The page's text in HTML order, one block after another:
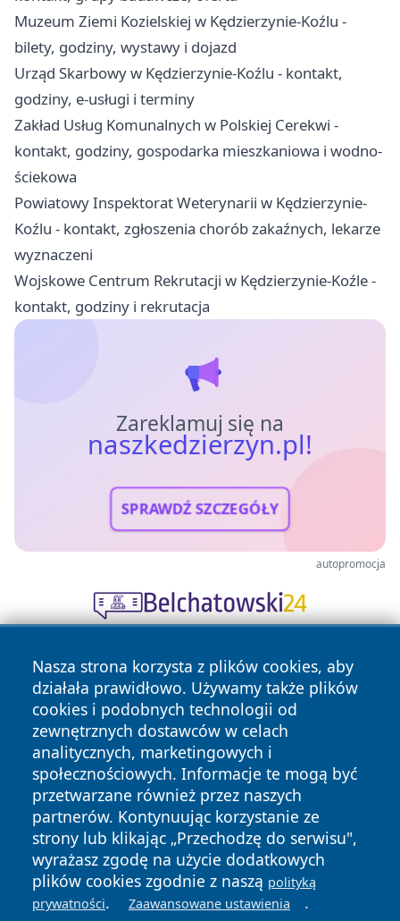
Muzeum Ziemi Kozielskiej w Kędzierzynie-Koźlu -
bilety, godziny, wystawy i dojazd
Urząd Skarbowy w Kędzierzynie-Koźlu - kontakt,
godziny, e-usługi i terminy
Zakład Usług Komunalnych w Polskiej Cerekwi -
kontakt, godziny, gospodarka mieszkaniowa i wodno-
ściekowa
Powiatowy Inspektorat Weterynarii w Kędzierzynie-
Koźlu - kontakt, zgłoszenia chorób zakaźnych, lekarze
wyznaczeni
Wojskowe Centrum Rekrutacji w Kędzierzynie-Koźle -
kontakt, godziny i rekrutacja
Zareklamuj się na
naszkedzierzyn.pl!
SPRAWDŹ SZCZEGÓŁY
autopromocja
Nasza strona korzysta z plików cookies, aby
działała prawidłowo. Używamy także plików
cookies i podobnych technologii od
zewnętrznych dostawców w celach
analitycznych, marketingowych i
społecznościowych. Informacje te mogą być
przetwarzane również przez naszych
partnerów. Kontynuując korzystanie ze
strony lub klikając „Przechodzę do serwisu",
wyrażasz zgodę na użycie dodatkowych
plików cookies zgodnie z naszą polityką
prywatności. Zaawansowane ustawienia .
Copyright © 2026 naszkedzierzyn.pl Wszystkie prawa
zastrzeżone.
News Autorzy
Polityka
Prywatności
Polityka
Cookies